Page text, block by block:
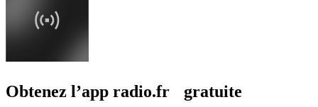
Obtenez l’app radio.fr gratuite